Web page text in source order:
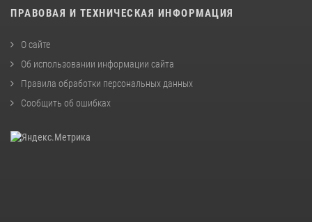
ПРАВОВАЯ И ТЕХНИЧЕСКАЯ ИНФОРМАЦИЯ
О сайте
Об использовании информации сайта
Правила обработки персональных данных
Сообщить об ошибках